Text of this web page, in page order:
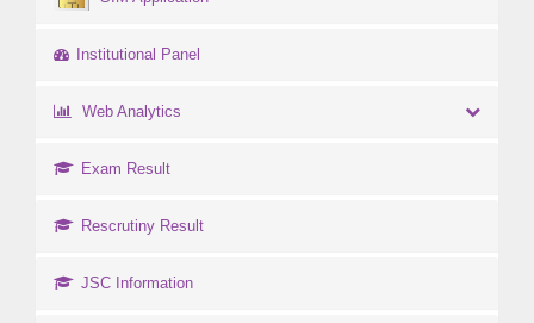
Institutional Panel
Web Analytics
Exam Result
Rescrutiny Result
JSC Information